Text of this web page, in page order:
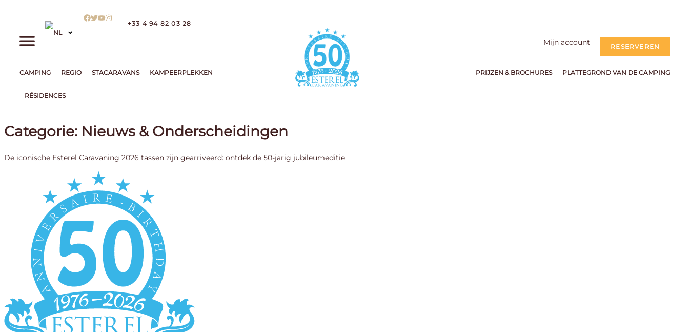
+33 4 94 82 03 28
CAMPING REGIO STACARAVANS KAMPEERPLEKKEN
RÉSIDENCES
Mijn account RESERVEREN
PRIJZEN & BROCHURES PLATTEGROND VAN DE CAMPING
Categorie: Nieuws & Onderscheidingen
De iconische Esterel Caravaning 2026 tassen zijn gearriveerd: ontdek de 50-jarig jubileumeditie